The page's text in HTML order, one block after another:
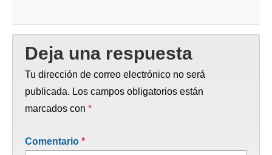
Deja una respuesta
Tu dirección de correo electrónico no será
publicada. Los campos obligatorios están
marcados con *
Comentario *